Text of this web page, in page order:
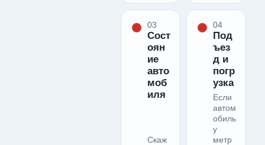
03
Сост
оян
ие
авто
моб
иля
Скаж
04
Под
ъез
д и
погр
узка
Если
автом
обиль
у
метр